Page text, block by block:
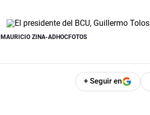
MAURICIO ZINA-ADHOCFOTOS
+ Seguir en